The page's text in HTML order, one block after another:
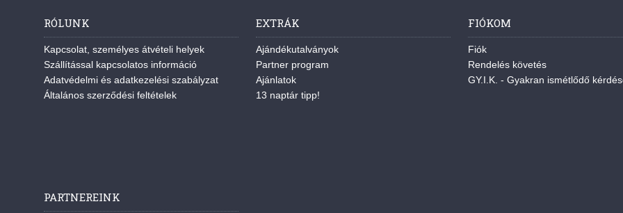
RÓLUNK
Kapcsolat, személyes átvételi helyek
Szállítással kapcsolatos információ
Adatvédelmi és adatkezelési szabályzat
Általános szerződési feltételek
EXTRÁK
Ajándékutalványok
Partner program
Ajánlatok
13 naptár tipp!
FIÓKOM
Fiók
Rendelés követés
GY.I.K. - Gyakran ismétlődő
PARTNEREINK